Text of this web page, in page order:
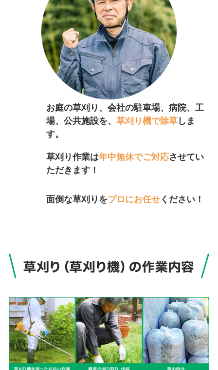
お庭の草刈り、会社の駐車場、病院、工
場、公共施設を、草刈り機で除草 しま
す。
草刈り作業は年中無休でご対応させてい
ただきます！
面倒な草刈りをプロにお任せ ください！